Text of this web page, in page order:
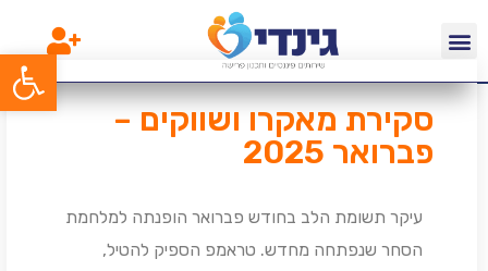
פתח
סקירת מאקרו ושווקים –
פברואר 2025
עיקר תשומת הלב בחודש פברואר הופנתה למלחמת
הסחר שנפתחה מחדש. טראמפ הספיק להטיל,